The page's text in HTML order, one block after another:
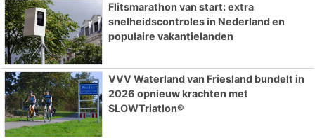
Flitsmarathon van start: extra
snelheidscontroles in Nederland en
populaire vakantielanden
VVV Waterland van Friesland bundelt in
2026 opnieuw krachten met
SLOWTriatlon®